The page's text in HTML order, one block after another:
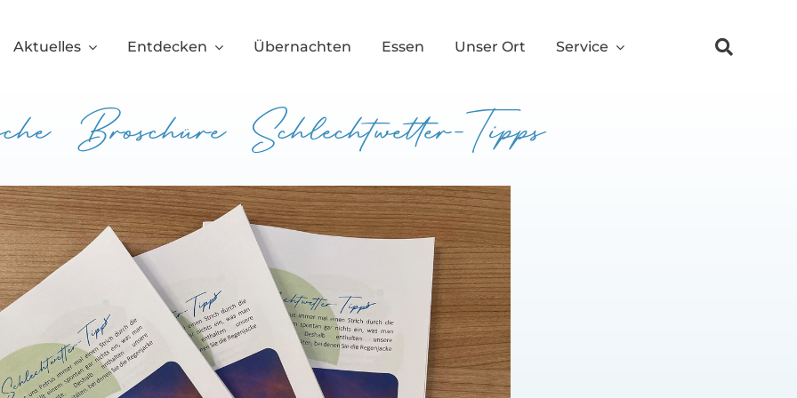
Aktuelles Entdecken Übernachten Essen Unser Ort Service
Broschüre Schlechtwetter-Tipps